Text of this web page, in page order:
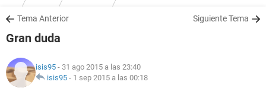
SALUD
NUTRICIÓN
Tema Anterior Siguiente Tema
Gran duda
isis95 - 31 ago 2015 a las 23:40
isis95 - 1 sep 2015 a las 00:18